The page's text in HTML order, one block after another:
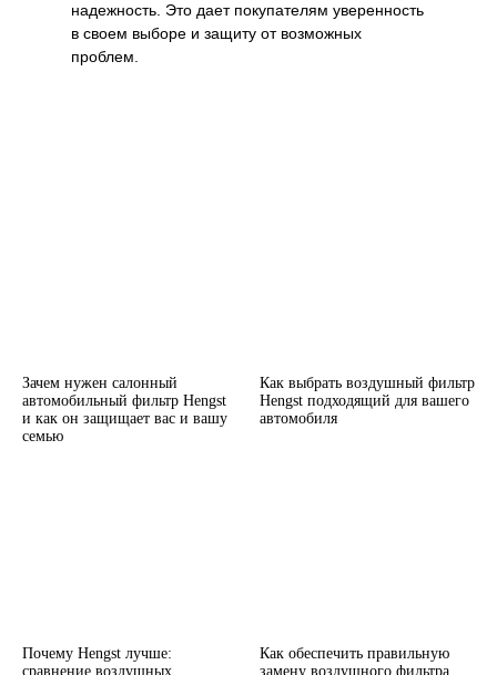
надежность. Это дает покупателям уверенность
в своем выборе и защиту от возможных
проблем.
Зачем нужен салонный
автомобильный фильтр Hengst
и как он защищает вас и вашу
семью
Как выбрать воздушный фильтр
Hengst подходящий для вашего
автомобиля
Почему Hengst лучше:
сравнение воздушных
Как обеспечить правильную
замену воздушного фильтра